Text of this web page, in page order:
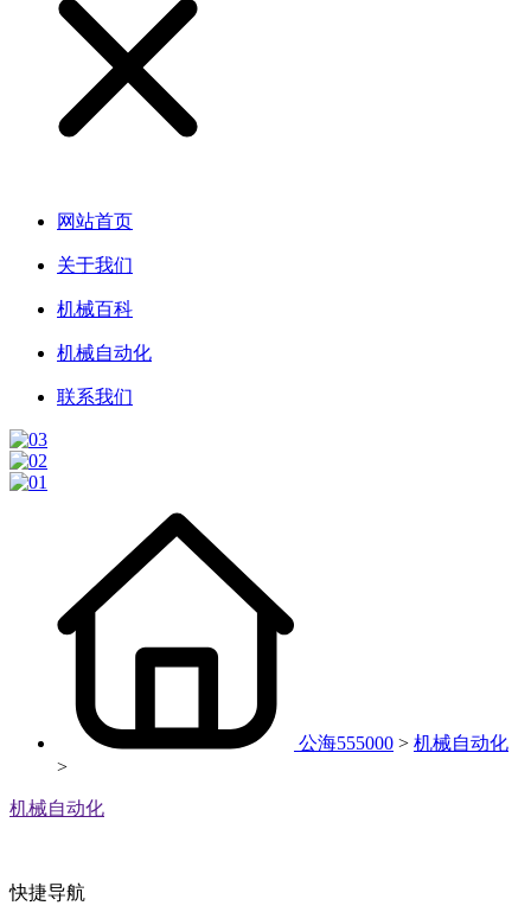
网站首页
关于我们
机械百科
机械自动化
联系我们
公海555000 > 机械自动化
>
机械自动化
快捷导航